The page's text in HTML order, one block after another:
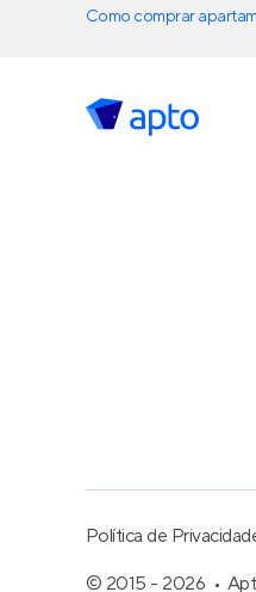
Como comprar
Política de
© 2015 - 2026